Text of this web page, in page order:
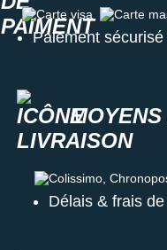
Carte visa Carte
Paiement
Colissimo,
Délais & frais